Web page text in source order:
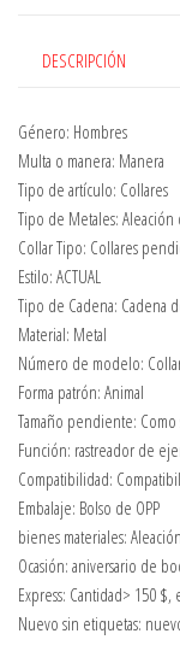
Lobo
De
León
De
Bronce
Hueco
Pulpo
Escorpión
Oso
For
Los
Hombres
(
Metal
Color
:
Q
)
cantidad
DESCRIPCIÓN
Género: Hombres
Multa o manera: Manera
Tipo de artículo: Collares
Tipo de Metales: Aleación
Collar Tipo: Collares
Estilo: ACTUAL
Tipo de Cadena: Cadena
Material: Metal
Número de modelo:
Forma patrón: Animal
Tamaño pendiente: Como
Función: rastreador de
Compatibilidad:
Embalaje: Bolso de OPP
bienes materiales: Aleación
Ocasión: aniversario de
Express: Cantidad> 150
Nuevo sin etiquetas: